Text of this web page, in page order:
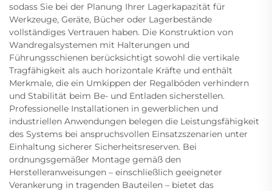
sodass Sie bei der Planung Ihrer Lagerkapazität für
Werkzeuge, Geräte, Bücher oder Lagerbestände
vollständiges Vertrauen haben. Die Konstruktion von
Wandregalsystemen mit Halterungen und
Führungsschienen berücksichtigt sowohl die vertikale
Tragfähigkeit als auch horizontale Kräfte und enthält
Merkmale, die ein Umkippen der Regalböden verhindern
und Stabilität beim Be- und Entladen sicherstellen.
Professionelle Installationen in gewerblichen und
industriellen Anwendungen belegen die Leistungsfähigkeit
des Systems bei anspruchsvollen Einsatzszenarien unter
Einhaltung sicherer Sicherheitsreserven. Bei
ordnungsgemäßer Montage gemäß den
Herstelleranweisungen – einschließlich geeigneter
Verankerung in tragenden Bauteilen – bietet das